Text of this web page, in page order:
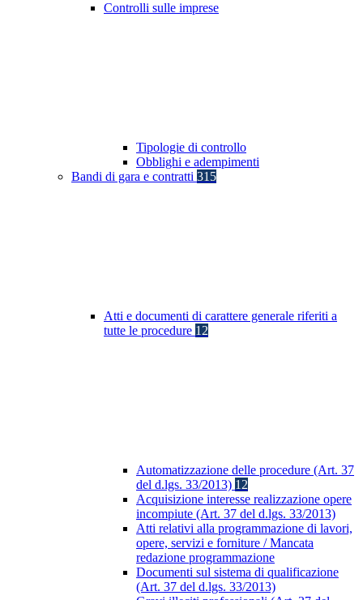
Controlli sulle imprese
Tipologie di controllo
Obblighi e adempimenti
Bandi di gara e contratti 315
Atti e documenti di carattere generale riferiti a
tutte le procedure 12
Automatizzazione delle procedure (Art. 37
del d.lgs. 33/2013) 12
Acquisizione interesse realizzazione opere
incompiute (Art. 37 del d.lgs. 33/2013)
Atti relativi alla programmazione di lavori,
opere, servizi e forniture / Mancata
redazione programmazione
Documenti sul sistema di qualificazione
(Art. 37 del d.lgs. 33/2013)